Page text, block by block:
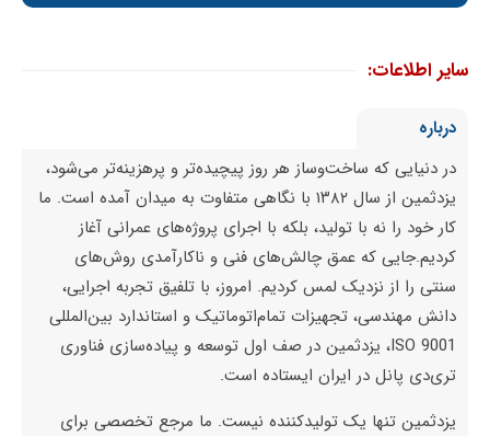
سایر اطلاعات:
درباره
در دنیایی که ساخت‌وساز هر روز پیچیده‌تر و پرهزینه‌تر می‌شود،
یزدثمین از سال ۱۳۸۲ با نگاهی متفاوت به میدان آمده است. ما
کار خود را نه با تولید، بلکه با اجرای پروژه‌های عمرانی آغاز
کردیم.جایی که عمق چالش‌های فنی و ناکارآمدی روش‌های
سنتی را از نزدیک لمس کردیم. امروز، با تلفیق تجربه اجرایی،
دانش مهندسی، تجهیزات تمام‌اتوماتیک و استاندارد بین‌المللی
ISO 9001، یزدثمین در صف اول توسعه و پیاده‌سازی فناوری
تری‌دی پانل در ایران ایستاده است.
یزدثمین تنها یک تولیدکننده نیست. ما مرجع تخصصی برای